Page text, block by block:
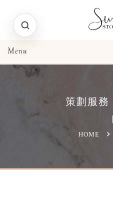
策劃服務
HOME